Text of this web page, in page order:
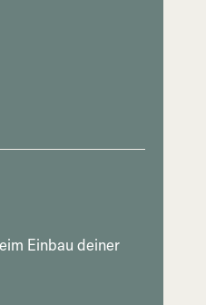
Einbau deiner